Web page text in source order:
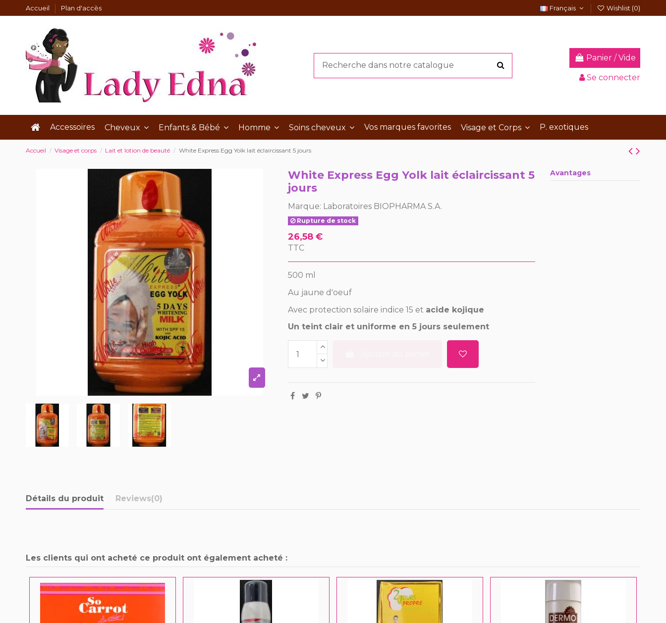
Accueil Plan d'accès Français Wishlist (0)
Panier /Vide
Se connecter
Accessoires Cheveux Enfants & Bébé Homme Soins cheveux Vos marques favorites Visage et Corps P. exotiques
Accueil Visage et corps Lait et lotion de beauté White Express Egg Yolk lait éclaircissant 5 jours
White Express Egg Yolk lait éclaircissant 5
jours
Marque: Laboratoires BIOPHARMA S.A.
Rupture de stock
26,58 €
TTC
500 ml
Au jaune d'oeuf
Avec protection solaire indice 15 et acide kojique
Un teint clair et uniforme en 5 jours seulement
Avantages
Détails du produit Reviews(0)
Les clients qui ont acheté ce produit ont également acheté :